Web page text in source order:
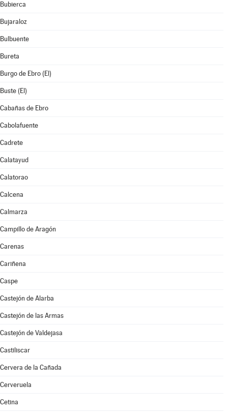
Bubierca
Bujaraloz
Bulbuente
Bureta
Burgo de Ebro (El)
Buste (El)
Cabañas de Ebro
Cabolafuente
Cadrete
Calatayud
Calatorao
Calcena
Calmarza
Campillo de Aragón
Carenas
Cariñena
Caspe
Castejón de Alarba
Castejón de las Armas
Castejón de Valdejasa
Castiliscar
Cervera de la Cañada
Cerveruela
Cetina